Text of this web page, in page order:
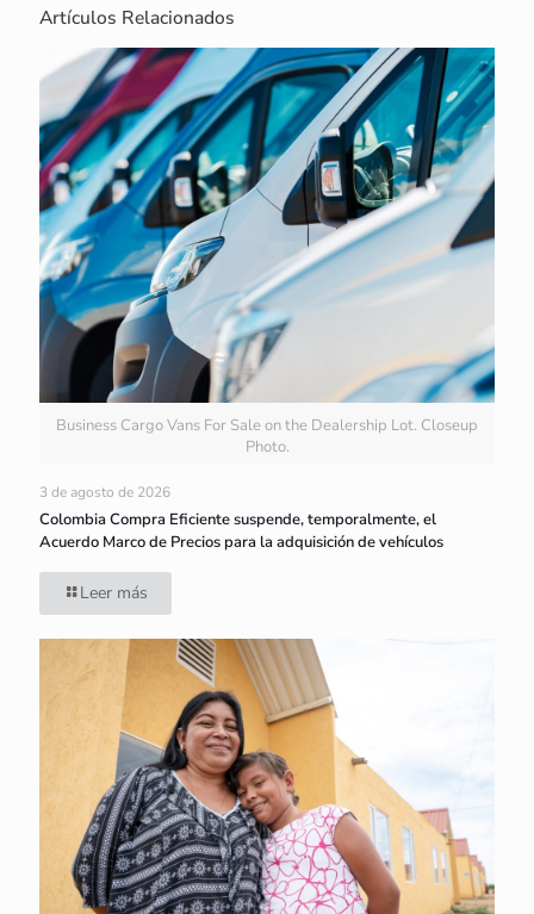
Artículos Relacionados
Business Cargo Vans For Sale on the Dealership Lot. Closeup
Photo.
3 de agosto de 2026
Colombia Compra Eficiente suspende, temporalmente, el
Acuerdo Marco de Precios para la adquisición de vehículos
Leer más